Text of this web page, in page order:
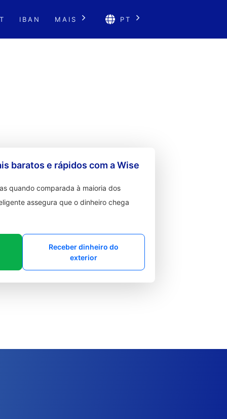
IBAN MAIS PT
baratos e rápidos com a Wise
quando comparada à maioria dos
assegura que o dinheiro chega
Receber dinheiro do
exterior